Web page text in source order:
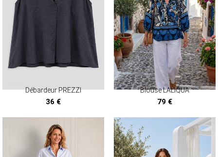
CARTES CADEAUX
FOULARDS ET ÉCHARPES
BRADERIE D'ÉTÉ
HAUTS
ROBES ET JUPES
VOIR LA COLLECTION TERRE CUITE
Débardeur PREZZI
36 €
Blouse LALIQUA
79 €